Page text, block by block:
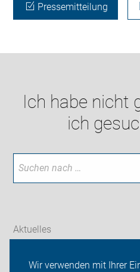
Wir verwenden mit Ihrer
Pressemitteilung
Ich habe nicht
ich
Aktuelles